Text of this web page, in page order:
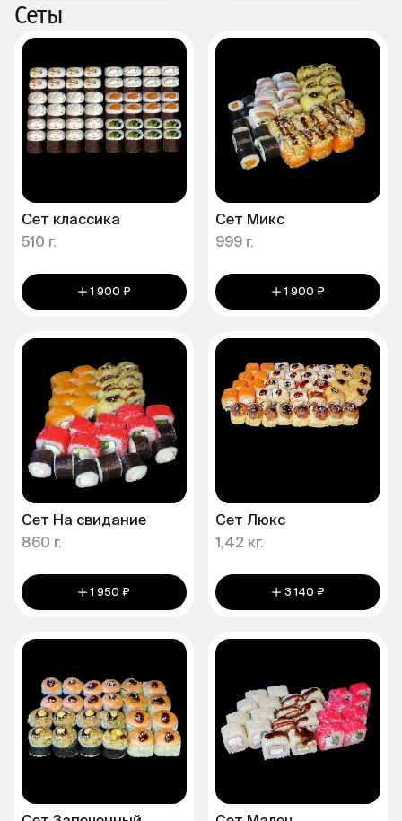
Сеты
Сет классика
510 г.
1 900 ₽
Сет Микс
999 г.
1 900 ₽
Сет На свидание
860 г.
1 950 ₽
Сет Люкс
1,42 кг.
3 140 ₽